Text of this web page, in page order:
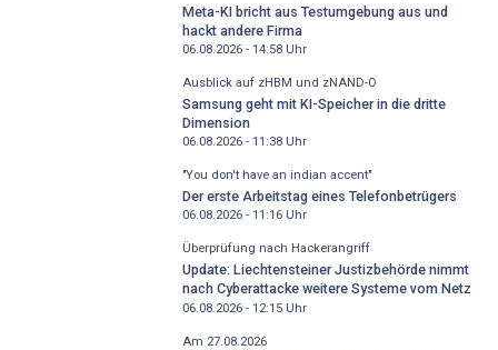
Meta-KI bricht aus Testumgebung aus und
hackt andere Firma
06.08.2026 - 14:58Uhr
Ausblick auf zHBM und zNAND-O
Samsung geht mit KI-Speicher in die dritte
Dimension
06.08.2026 - 11:38Uhr
"You don't have an indian accent"
Der erste Arbeitstag eines Telefonbetrügers
06.08.2026 - 11:16Uhr
Überprüfung nach Hackerangriff
Update: Liechtensteiner Justizbehörde nimmt
nach Cyberattacke weitere Systeme vom Netz
06.08.2026 - 12:15Uhr
Am 27.08.2026